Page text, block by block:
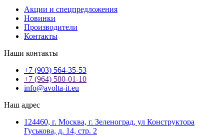
Акции и спецпредложения
Новинки
Производители
Контакты
Наши контакты
+7 (903) 564-35-53
+7 (964) 580-01-10
info@avolta-it.eu
Наш адрес
124460, г. Москва, г. Зеленоград, ул Конструктора
Гуськова, д. 14, стр. 2